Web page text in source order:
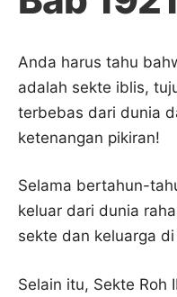
Anda harus tahu
adalah sekte iblis,
terbebas dari dunia
ketenangan pikiran!
Selama bertahun-
keluar dari dunia
sekte dan keluarga
Selain itu, Sekte Roh